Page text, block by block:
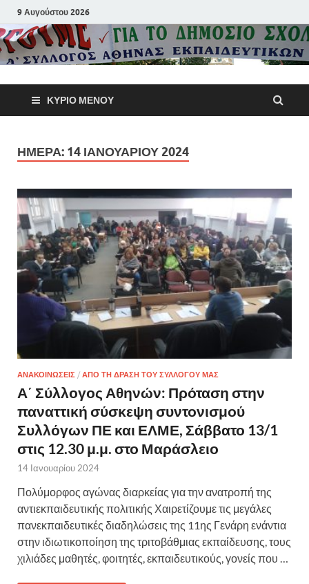
9 Αυγούστου 2026
Α΄
Αθηνών
Π.Ε.
ΚΎΡΙΟ ΜΕΝΟΎ
ΗΜΈΡΑ: 14 ΙΑΝΟΥΑΡΊΟΥ 2024
ΑΝΑΚΟΙΝΩΣΕΙΣ / ΑΠΟ ΤΗ ΔΡΑΣΗ ΤΟΥ ΣΥΛΛΟΓΟΥ ΜΑΣ
Α΄ Σύλλογος Αθηνών: Πρόταση στην
παναττική σύσκεψη συντονισμού
Συλλόγων ΠΕ και ΕΛΜΕ, Σάββατο 13/1
στις 12.30 μ.μ. στο Μαράσλειο
14 Ιανουαρίου 2024
Πολύμορφος αγώνας διαρκείας για την ανατροπή της
αντιεκπαιδευτικής πολιτικής Χαιρετίζουμε τις μεγάλες
πανεκπαιδευτικές διαδηλώσεις της 11ης Γενάρη ενάντια
στην ιδιωτικοποίηση της τριτοβάθμιας εκπαίδευσης, τους
χιλιάδες μαθητές, φοιτητές, εκπαιδευτικούς, γονείς που …